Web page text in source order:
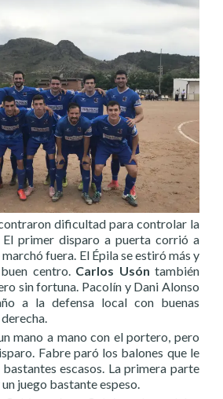
dificultad para controlar la
El primer disparo a puerta corrió a
fuera. El Épila se estiró más y
centro. Carlos Usón también
sin fortuna. Pacolín y Dani Alonso
a la defensa local con buenas
mano a mano con el portero, pero
Fabre paró los balones que le
escasos. La primera parte
juego bastante espeso.